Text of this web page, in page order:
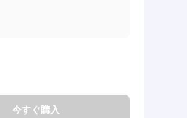
今すぐ購入